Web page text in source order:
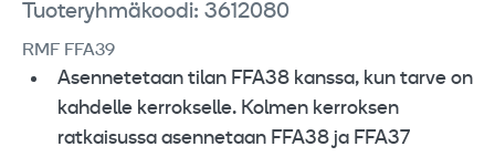
Tuoteryhmäkoodi: 3612080
RMF FFA39
Asennetetaan tilan FFA38 kanssa, kun tarve on
kahdelle kerrokselle. Kolmen kerroksen
ratkaisussa asennetaan FFA38 ja FFA37